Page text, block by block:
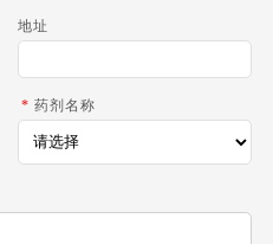
地址
* 药剂名称